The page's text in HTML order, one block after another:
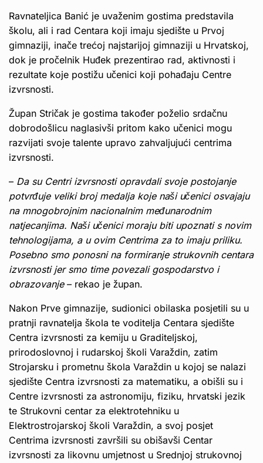
Ravnateljica Banić je uvaženim gostima predstavila
školu, ali i rad Centara koji imaju sjedište u Prvoj
gimnaziji, inače trećoj najstarijoj gimnaziji u Hrvatskoj,
dok je pročelnik Huđek prezentirao rad, aktivnosti i
rezultate koje postižu učenici koji pohađaju Centre
izvrsnosti.
Župan Stričak je gostima također poželio srdačnu
dobrodošlicu naglasivši pritom kako učenici mogu
razvijati svoje talente upravo zahvaljujući centrima
izvrsnosti.
– Da su Centri izvrsnosti opravdali svoje postojanje
potvrđuje veliki broj medalja koje naši učenici osvajaju
na mnogobrojnim nacionalnim međunarodnim
natjecanjima. Naši učenici moraju biti upoznati s novim
tehnologijama, a u ovim Centrima za to imaju priliku.
Posebno smo ponosni na formiranje strukovnih centara
izvrsnosti jer smo time povezali gospodarstvo i
obrazovanje– rekao je župan.
Nakon Prve gimnazije, sudionici obilaska posjetili su u
pratnji ravnatelja škola te voditelja Centara sjedište
Centra izvrsnosti za kemiju u Graditeljskoj,
prirodoslovnoj i rudarskoj školi Varaždin, zatim
Strojarsku i prometnu škola Varaždin u kojoj se nalazi
sjedište Centra izvrsnosti za matematiku, a obišli su i
Centre izvrsnosti za astronomiju, fiziku, hrvatski jezik
te Strukovni centar za elektrotehniku u
Elektrostrojarskoj školi Varaždin, a svoj posjet
Centrima izvrsnosti završili su obišavši Centar
izvrsnosti za likovnu umjetnost u Srednjoj strukovnoj